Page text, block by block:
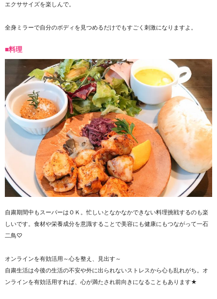
エクササイズを楽しんで。
全身ミラーで自分のボディを見つめるだけでもすごく刺激になりますよ。
■料理
自粛期間中もスーパーはＯＫ。忙しいとなかなかできない料理挑戦するのも楽
しいです。食材や栄養成分を意識することで美容にも健康にもつながって一石
二鳥♡
オンラインを有効活用～心を整え、見出す～
自粛生活は今後の生活の不安や外に出られないストレスから心も乱れがち。オ
ンラインを有効活用すれば、心が満たされ前向きになることもあります★